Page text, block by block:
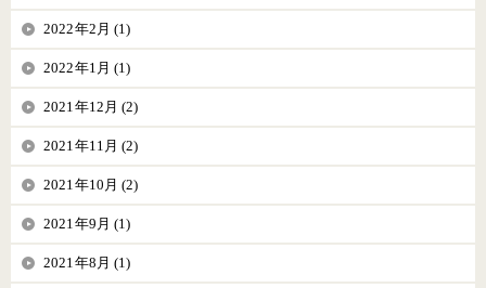
2022年2月 (1)
2022年1月 (1)
2021年12月 (2)
2021年11月 (2)
2021年10月 (2)
2021年9月 (1)
2021年8月 (1)